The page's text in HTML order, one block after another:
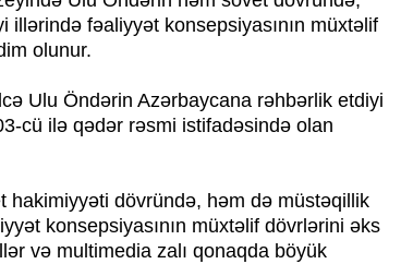
illərində fəaliyyət konsepsiyasının müxtəlif
olunur.
Ulu Öndərin Azərbaycana rəhbərlik etdiyi
cü ilə qədər rəsmi istifadəsində olan
hakimiyyəti dövründə, həm də müstəqillik
konsepsiyasının müxtəlif dövrlərini əks
və multimedia zalı qonaqda böyük